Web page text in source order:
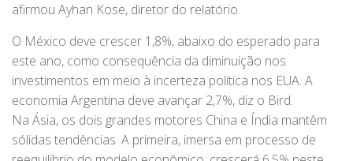
afirmou Ayhan Kose, diretor do relatório.
O México deve crescer 1,8%, abaixo do esperado para
este ano, como consequência da diminuição nos
investimentos em meio à incerteza política nos EUA. A
economia Argentina deve avançar 2,7%, diz o Bird.
Na Ásia, os dois grandes motores China e Índia mantêm
sólidas tendências. A primeira, imersa em processo de